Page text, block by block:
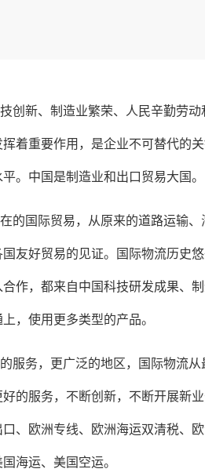
创新、制造业繁荣、人民辛勤劳
着重要作用，是企业不可替代的
。中国是制造业和出口贸易大国。
的国际贸易，从原来的道路运输
友好贸易的见证。国际物流历史
作，都来自中国科技研发成果、
，使用更多类型的产品。
服务，更广泛的地区，国际物流
的服务，不断创新，不断开展新
、欧洲专线、欧洲海运双清税、
海运、美国空运。